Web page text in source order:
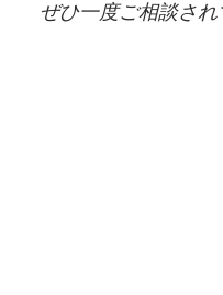
ぜひ一度ご相談さ